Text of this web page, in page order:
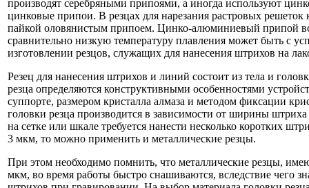
производят серебряными припоями, а иногда используют
цинковые припои. В резцах для нарезания растровых решеток
пайкой оловянистым припоем. Цинко-алюминиевый припой
сравнительно низкую температуру плавления может быть с
изготовлении резцов, служащих для нанесения штрихов на
Резец для нанесения штрихов и линий состоит из тела и
резца определяются конструктивными особенностями
суппорте, размером кристалла алмаза и методом фиксации
головки резца производится в зависимости от ширины
на сетке или шкале требуется нанести несколько коротких
3 мкм, то можно применить и металлические резцы.
При этом необходимо помнить, что металлические резцы,
мкм, во время работы быстро снашиваются, вследствие чего